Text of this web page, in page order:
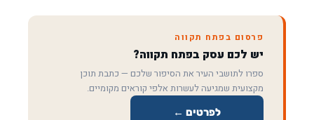
פרסום בפתח תקווה
יש לכם עסק בפתח תקווה?
ספרו לתושבי העיר את הסיפור שלכם — כתבת תוכן
מקצועית שמגיעה לעשרות אלפי קוראים מקומיים.
לפרטים ←